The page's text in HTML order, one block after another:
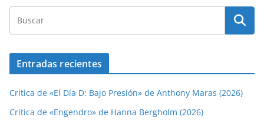
Entradas recientes
Crítica de «El Día D: Bajo Presión» de Anthony Maras (2026)
Crítica de «Engendro» de Hanna Bergholm (2026)